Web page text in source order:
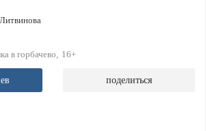
в горбачево 16+
поделиться